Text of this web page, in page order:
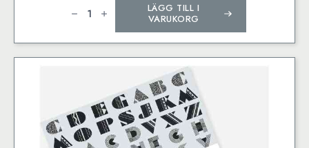
Deco
Gift
Papers
mängd
LÄGG TILL I
VARUKORG